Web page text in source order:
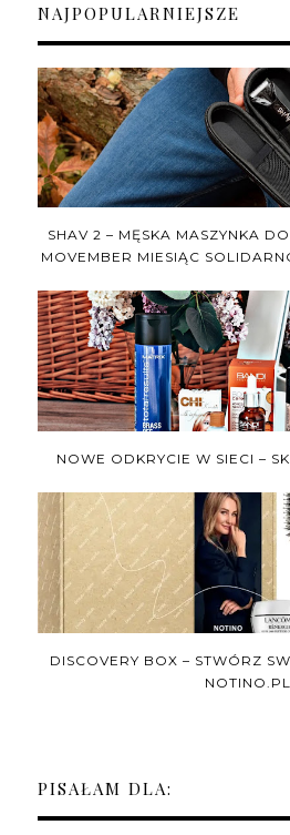
NAJPOPULARNIEJSZE
SHAV 2 – MĘSKA MASZYNKA
MOVEMBER MIESIĄC
NOWE ODKRYCIE W SIECI –
DISCOVERY BOX – STWÓRZ
NOTINO.PL
PISAŁAM DLA: